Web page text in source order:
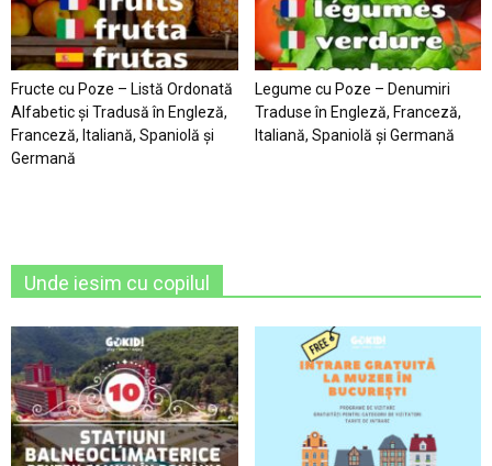
Fructe cu Poze – Listă Ordonată
Alfabetic şi Tradusă în Engleză,
Franceză, Italiană, Spaniolă şi
Germană
Legume cu Poze – Denumiri
Traduse în Engleză, Franceză,
Italiană, Spaniolă şi Germană
Unde iesim cu copilul